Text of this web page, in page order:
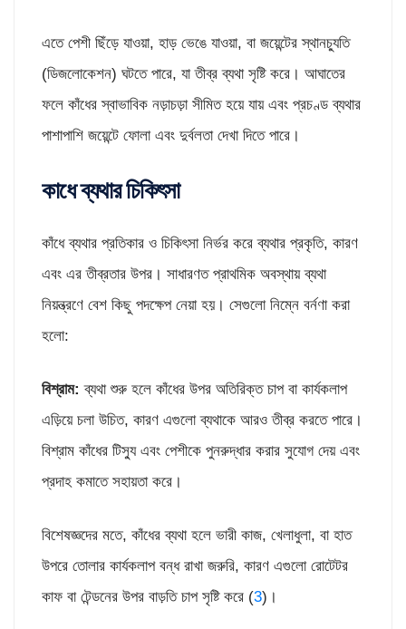
এতে পেশী ছিঁড়ে যাওয়া, হাড় ভেঙে যাওয়া, বা জয়েন্টের স্থানচ্যুতি
(ডিজলোকেশন) ঘটতে পারে, যা তীব্র ব্যথা সৃষ্টি করে। আঘাতের
ফলে কাঁধের স্বাভাবিক নড়াচড়া সীমিত হয়ে যায় এবং প্রচণ্ড ব্যথার
পাশাপাশি জয়েন্টে ফোলা এবং দুর্বলতা দেখা দিতে পারে।
কাধে ব্যথার চিকিৎসা
কাঁধে ব্যথার প্রতিকার ও চিকিৎসা নির্ভর করে ব্যথার প্রকৃতি, কারণ
এবং এর তীব্রতার উপর। সাধারণত প্রাথমিক অবস্থায় ব্যথা
নিয়ন্ত্রণে বেশ কিছু পদক্ষেপ নেয়া হয়। সেগুলো নিম্নে বর্নণা করা
হলো:
বিশ্রাম: ব্যথা শুরু হলে কাঁধের উপর অতিরিক্ত চাপ বা কার্যকলাপ
এড়িয়ে চলা উচিত, কারণ এগুলো ব্যথাকে আরও তীব্র করতে পারে।
বিশ্রাম কাঁধের টিস্যু এবং পেশীকে পুনরুদ্ধার করার সুযোগ দেয় এবং
প্রদাহ কমাতে সহায়তা করে।
বিশেষজ্ঞদের মতে, কাঁধের ব্যথা হলে ভারী কাজ, খেলাধুলা, বা হাত
উপরে তোলার কার্যকলাপ বন্ধ রাখা জরুরি, কারণ এগুলো রোটেটর
কাফ বা টেন্ডনের উপর বাড়তি চাপ সৃষ্টি করে (3)।